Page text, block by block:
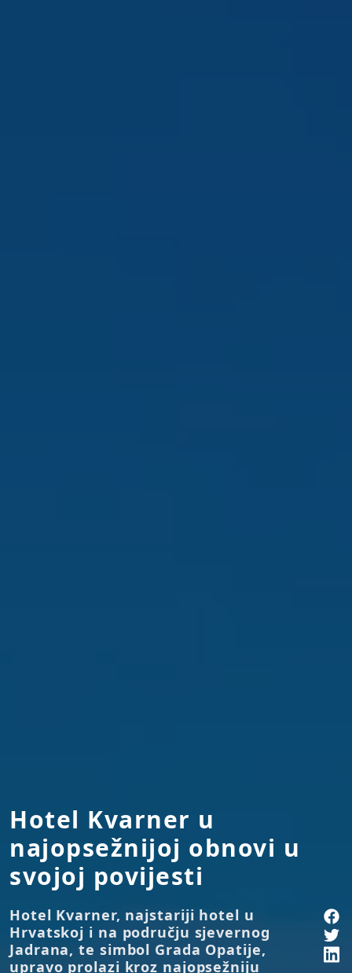
Hotel Kvarner u
najopsežnijoj obnovi u
svojoj povijesti
Hotel Kvarner, najstariji hotel u
Hrvatskoj i na području sjevernog
Jadrana, te simbol Grada Opatije,
upravo prolazi kroz najopsežniju